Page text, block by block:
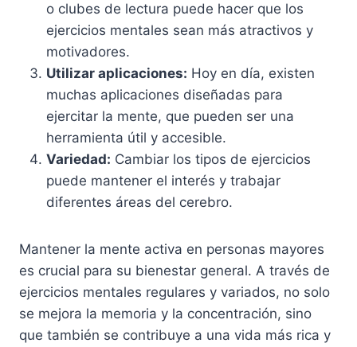
o clubes de lectura puede hacer que los
ejercicios mentales sean más atractivos y
motivadores.
Utilizar aplicaciones: Hoy en día, existen
muchas aplicaciones diseñadas para
ejercitar la mente, que pueden ser una
herramienta útil y accesible.
Variedad: Cambiar los tipos de ejercicios
puede mantener el interés y trabajar
diferentes áreas del cerebro.
Mantener la mente activa en personas mayores
es crucial para su bienestar general. A través de
ejercicios mentales regulares y variados, no solo
se mejora la memoria y la concentración, sino
que también se contribuye a una vida más rica y